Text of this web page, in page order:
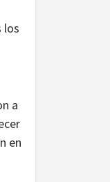
los
a
en